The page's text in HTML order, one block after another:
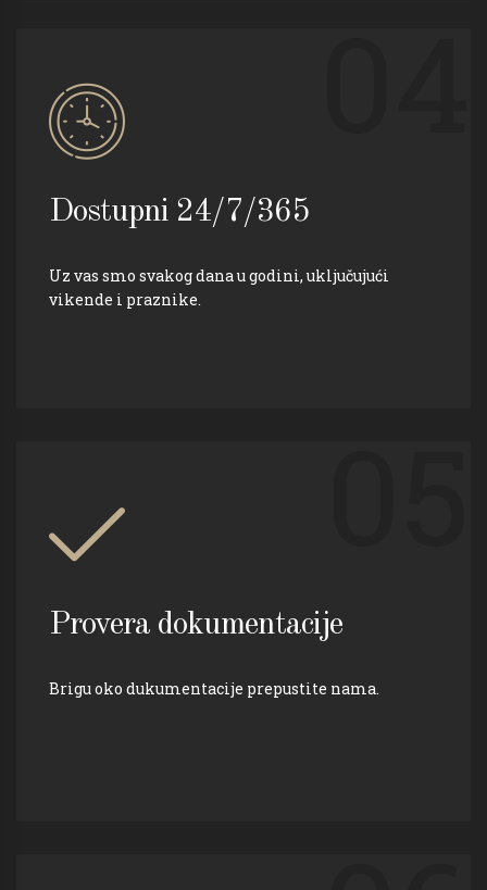
Dostupni 24/7/365
Uz vas smo svakog dana u godini, uključujući
vikende i praznike.
Provera dokumentacije
Brigu oko dukumentacije prepustite nama.